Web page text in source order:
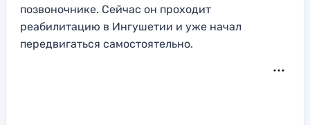
позвоночнике. Сейчас он проходит
реабилитацию в Ингушетии и уже начал
передвигаться самостоятельно.